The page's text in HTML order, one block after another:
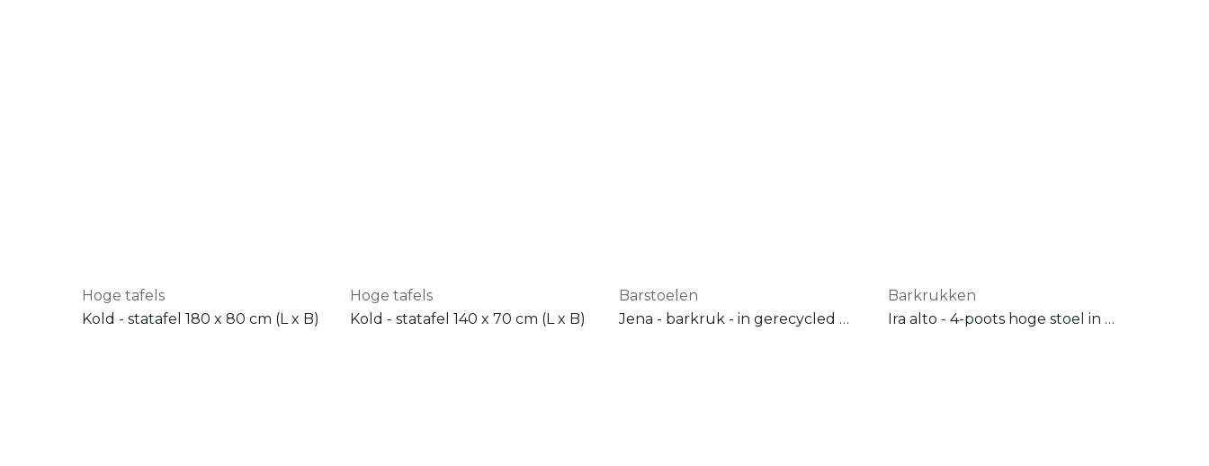
Hoge tafels
Kold - statafel 180 x 80 cm (L x B)
Hoge tafels
Kold - statafel 140 x 70 cm (L x B)
Barstoelen
Jena - barkruk - in gerecycled polyester
Barkrukken
Ira alto - 4-poots hoge stoel in matte kunststof